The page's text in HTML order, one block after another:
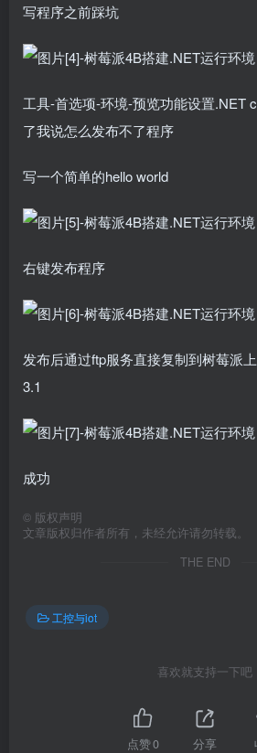
写程序之前踩坑
工具-首选项-环境-预览功能设置.NET
了我说怎么发布不了程序
写一个简单的hello world
右键发布程序
发布后通过ftp服务直接复制到树莓派
3.1
成功
© 版权声明
文章版权归作者所有，未经允许请勿转载。
THE END
工控与iot
喜欢就支持一下吧
点赞0 分享